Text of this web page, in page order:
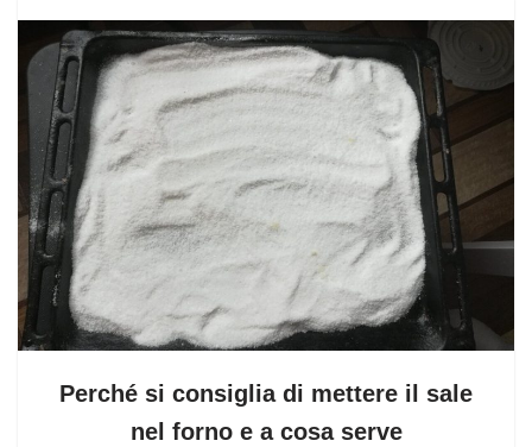
Perché si consiglia di mettere il sale
nel forno e a cosa serve